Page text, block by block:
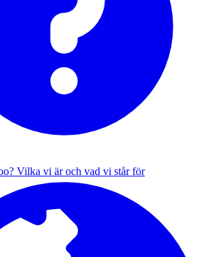
Vilka vi är och vad vi står för